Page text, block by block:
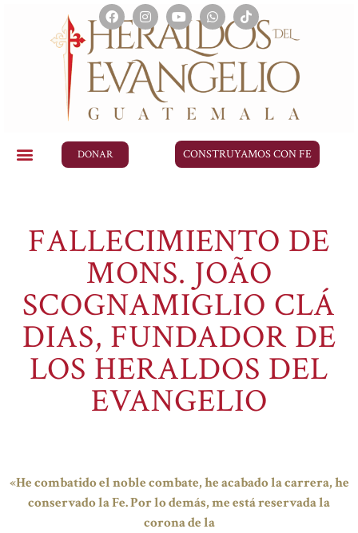
DONAR CONSTRUYAMOS CON FE
FALLECIMIENTO DE
MONS. JOÃO
SCOGNAMIGLIO CLÁ
DIAS, FUNDADOR DE
LOS HERALDOS DEL
EVANGELIO
«He combatido el noble combate, he acabado la carrera, he
conservado la Fe. Por lo demás, me está reservada la
corona de la